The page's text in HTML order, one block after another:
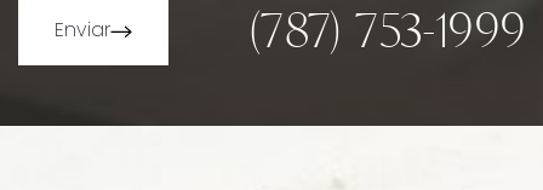
Enviar (787) 753-1999